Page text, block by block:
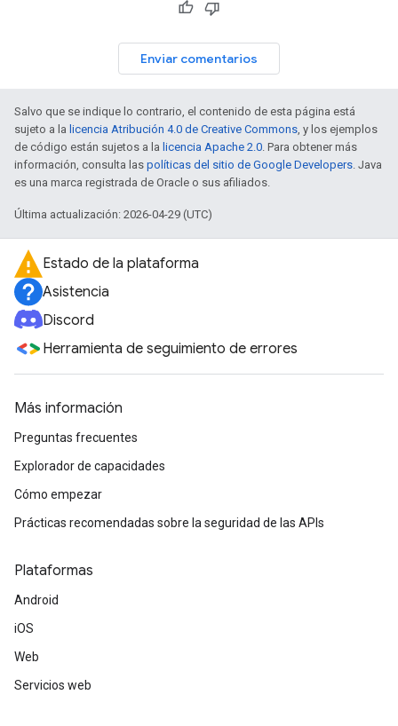
Enviar comentarios
Salvo que se indique lo contrario, el contenido de esta página está
sujeto a la licencia Atribución 4.0 de Creative Commons , y los ejemplos
de código están sujetos a la licencia Apache 2.0 . Para obtener más
información, consulta las políticas del sitio de Google Developers . Java
es una marca registrada de Oracle o sus afiliados.
Última actualización: 2026-04-29 (UTC)
Estado de la plataforma
Asistencia
Discord
Herramienta de seguimiento de errores
Más información
Preguntas frecuentes
Explorador de capacidades
Cómo empezar
Prácticas recomendadas sobre la seguridad de las APIs
Plataformas
Android
iOS
Web
Servicios web